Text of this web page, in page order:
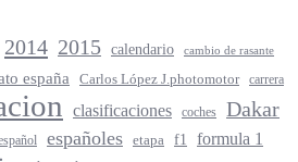
2014 2015 calendario cambio de rasante
españa Carlos López J.photomotor carrera
clasificaciones coches Dakar
españoles etapa f1 formula 1